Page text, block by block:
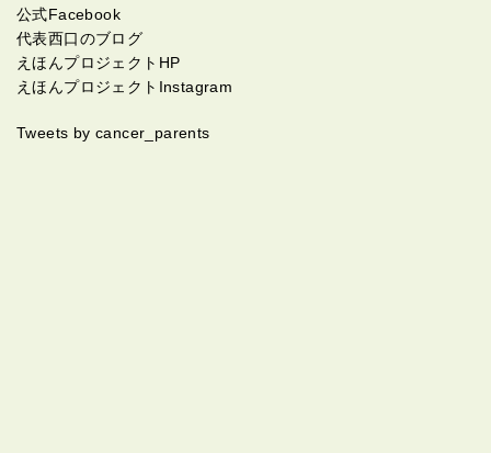
公式Facebook
代表西口のブログ
えほんプロジェクトHP
えほんプロジェクトInstagram
Tweets by cancer_parents